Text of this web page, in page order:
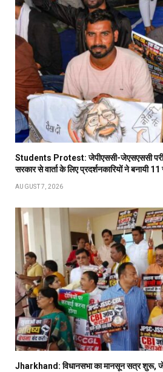
Students Protest: जेपीएससी-जेएसएससी
सरकार से वार्ता के लिए प्रदर्शनकारियों ने बनायी
AUGUST 7, 2026
Jharkhand: विधानसभा का मानसून सत्र शुरू,